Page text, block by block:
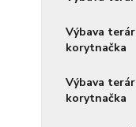
Výbava
korytnačka
Výbava
korytnačka